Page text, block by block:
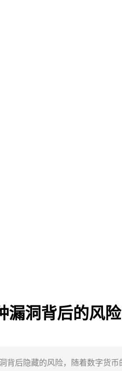
漏洞背后的风险
后隐藏的风险，随着数字货